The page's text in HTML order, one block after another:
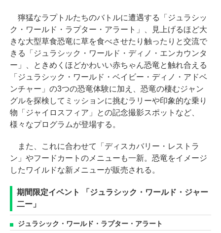
獰猛なラプトルたちのバトルに遭遇する「ジュラシッ
ク・ワールド・ラプター・アラート」、見上げるほど大
きな大型草食恐竜に草を食べさせたり触ったりと交流で
きる「ジュラシック・ワールド・ディノ・エンカウンタ
ー」、ときめくほどかわいい赤ちゃん恐竜と触れ合える
「ジュラシック・ワールド・ベイビー・ディノ・アドベ
ンチャー」の3つの恐竜体験に加え、恐竜の棲むジャン
グルを探検してミッションに挑むラリーや印象的な乗り
物「ジャイロスフィア」との記念撮影スポットなど、
様々なプログラムが登場する。
また、これに合わせて「ディスカバリー・レストラ
ン」やフードカートのメニューも一新。恐竜をイメージ
したワイルドな新メニューが販売される。
期間限定イベント 「ジュラシック・ワールド・ジャー
二ー」
ジュラシック・ワールド・ラプター・アラート